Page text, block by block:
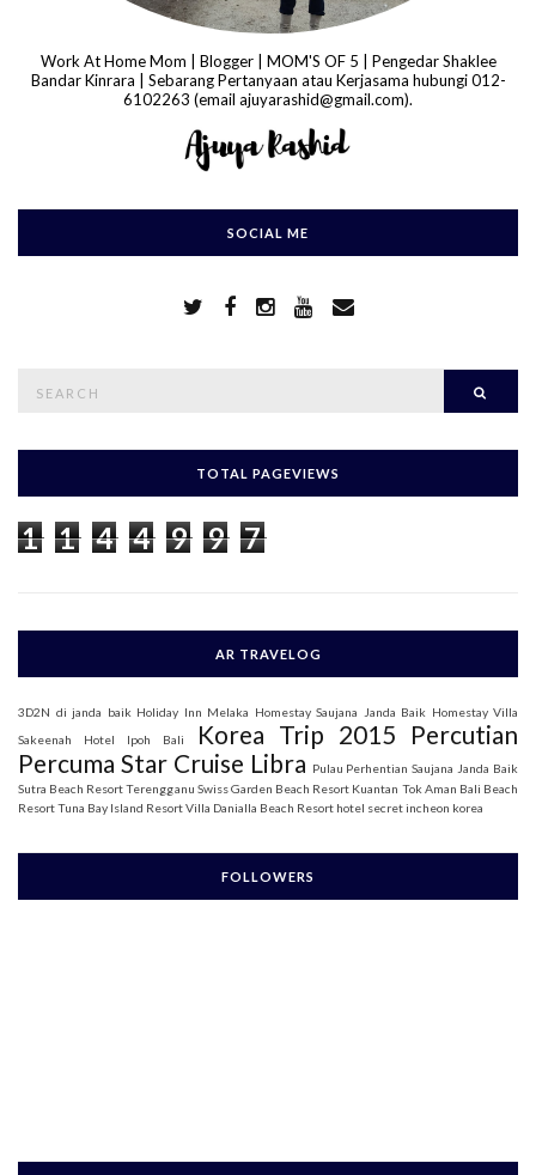
Work At Home Mom | Blogger | MOM'S OF 5 | Pengedar Shaklee
Bandar Kinrara | Sebarang Pertanyaan atau Kerjasama hubungi 012-
6102263 (email ajuyarashid@gmail.com).
SOCIAL ME
c
f
r
:
TOTAL PAGEVIEWS
1 1 4 4 9 9 7
AR TRAVELOG
3D2N di janda baik Holiday Inn Melaka Homestay Saujana Janda Baik Homestay Villa
Sakeenah
Hotel Ipoh Bali Korea Trip 2015 Percutian
Percuma Star Cruise Libra Pulau Perhentian Saujana Janda Baik
Sutra Beach Resort Terengganu Swiss Garden Beach Resort Kuantan Tok Aman Bali Beach
ResortTuna Bay Island ResortVilla Danialla Beach Resort hotel secret incheon korea
FOLLOWERS